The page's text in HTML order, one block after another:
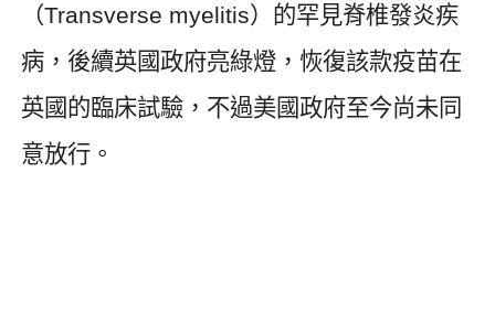
（Transverse myelitis）的罕見脊椎發炎疾
病，後續英國政府亮綠燈，恢復該款疫苗在
英國的臨床試驗，不過美國政府至今尚未同
意放行。